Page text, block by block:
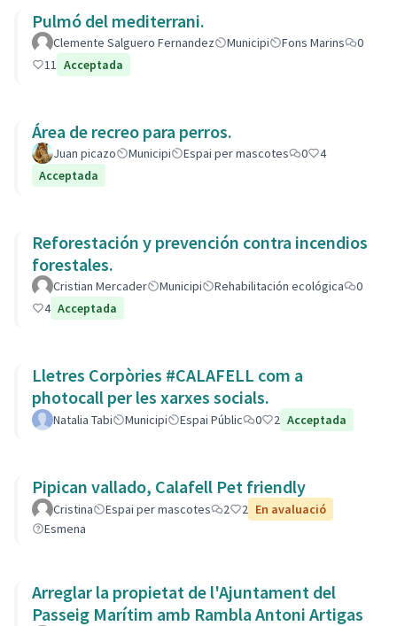
Pulmó del mediterrani.
Clemente Salguero Fernandez Municipi Fons Marins
0
11 Acceptada
Área de recreo para perros.
Juan picazo Municipi Espai per mascotes 0
4
Acceptada
Reforestación y prevención contra incendios
forestales.
Cristian Mercader Municipi Rehabilitación ecológica
0
4 Acceptada
Lletres Corpòries #CALAFELL com a
photocall per les xarxes socials.
Natalia Tabi Municipi Espai Públic 0 2 Acceptada
Pipican vallado, Calafell Pet friendly
Cristina Espai per mascotes 2 2 En avaluació
Esmena
Arreglar la propietat de l'Ajuntament del
Passeig Marítim amb Rambla Antoni Artigas